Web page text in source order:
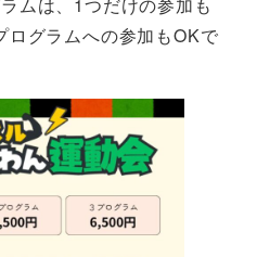
ムは、1つだけの参加も
ログラムへの参加もOKで